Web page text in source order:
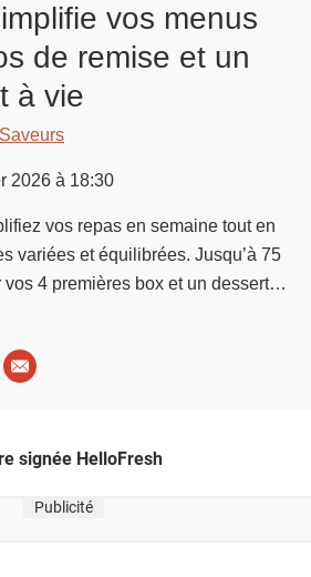
vos menus
de remise et un
à vie
2026 à 18:30
vos repas en semaine tout en
variées et équilibrées. Jusqu’à 75
4 premières box et un dessert
Offre réservée aux nouveaux
pinterest
sur whatsapp
Envoyer à un ami
signée HelloFresh
Publicité